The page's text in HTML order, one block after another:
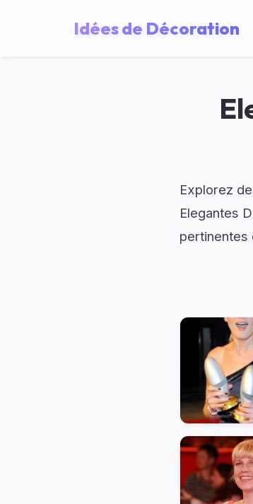
Idées de Décoration
Explorez
Elegantes
pertinentes